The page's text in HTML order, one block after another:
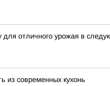
отличного урожая в
из современных кухонь